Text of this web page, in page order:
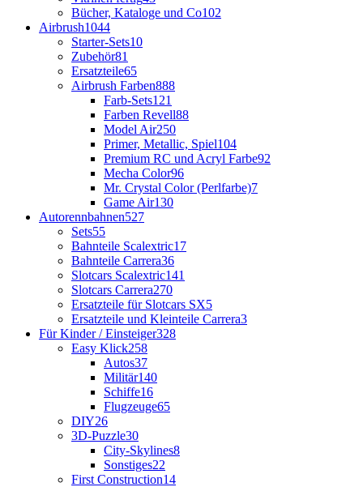
Bücher, Kataloge und Co102
Airbrush1044
Starter-Sets10
Zubehör81
Ersatzteile65
Airbrush Farben888
Farb-Sets121
Farben Revell88
Model Air250
Primer, Metallic, Spiel104
Premium RC und Acryl Farbe92
Mecha Color96
Mr. Crystal Color (Perlfarbe)7
Game Air130
Autorennbahnen527
Sets55
Bahnteile Scalextric17
Bahnteile Carrera36
Slotcars Scalextric141
Slotcars Carrera270
Ersatzteile für Slotcars SX5
Ersatzteile und Kleinteile Carrera3
Für Kinder / Einsteiger328
Easy Klick258
Autos37
Militär140
Schiffe16
Flugzeuge65
DIY26
3D-Puzzle30
City-Skylines8
Sonstiges22
First Construction14